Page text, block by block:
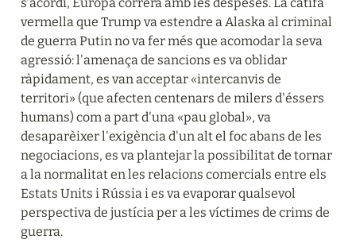
s'acordi, Europa correrà amb les despeses. La catifa
vermella que Trump va estendre a Alaska al criminal
de guerra Putin no va fer més que acomodar la seva
agressió: l'amenaça de sancions es va oblidar
ràpidament, es van acceptar «intercanvis de
territori» (que afecten centenars de milers d'éssers
humans) com a part d'una «pau global», va
desaparèixer l'exigència d'un alt el foc abans de les
negociacions, es va plantejar la possibilitat de tornar
a la normalitat en les relacions comercials entre els
Estats Units i Rússia i es va evaporar qualsevol
perspectiva de justícia per a les víctimes de crims de
guerra.